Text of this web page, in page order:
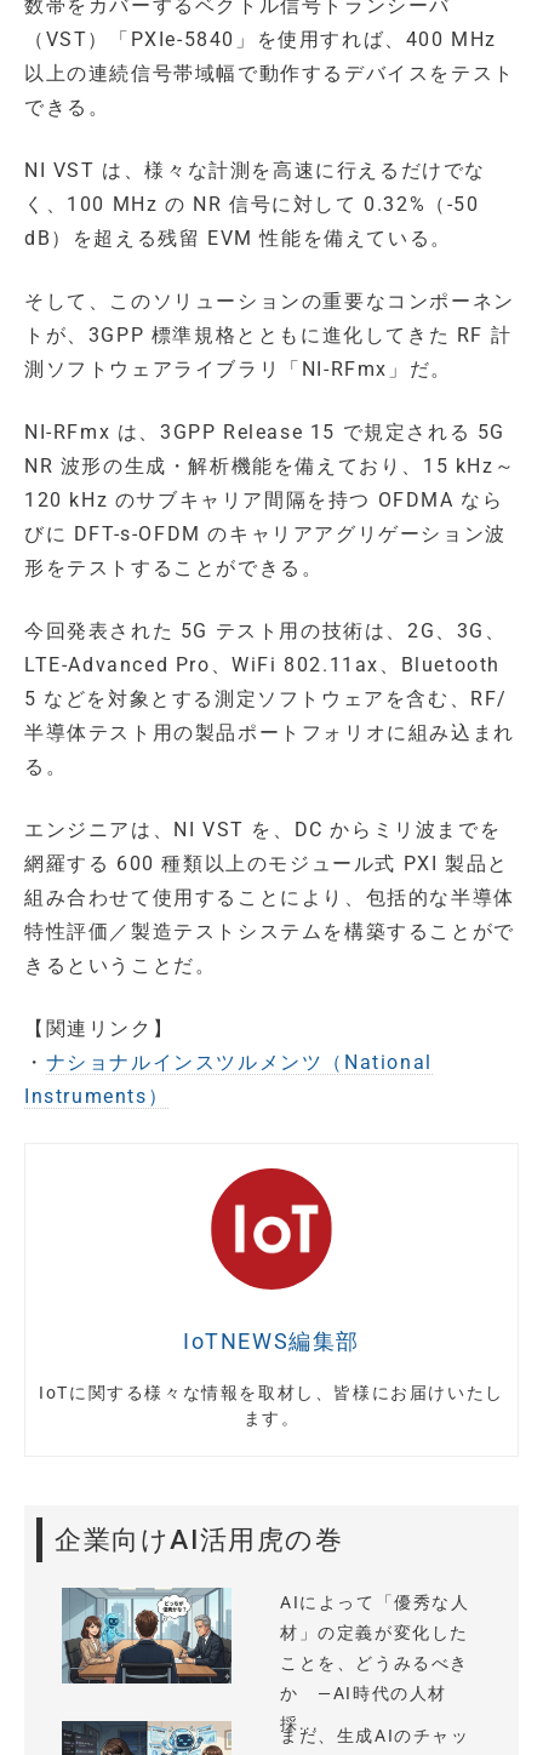
数帯をカバーするベクトル信号トランシーバ
（VST）「PXIe-5840」を使用すれば、400 MHz
以上の連続信号帯域幅で動作するデバイスをテスト
できる。
NI VST は、様々な計測を高速に行えるだけでな
く、100 MHz の NR 信号に対して 0.32%（-50
dB）を超える残留 EVM 性能を備えている。
そして、このソリューションの重要なコンポーネン
トが、3GPP 標準規格とともに進化してきた RF 計
測ソフトウェアライブラリ「NI-RFmx」だ。
NI-RFmx は、3GPP Release 15 で規定される 5G
NR 波形の生成・解析機能を備えており、15 kHz～
120 kHz のサブキャリア間隔を持つ OFDMA なら
びに DFT-s-OFDM のキャリアアグリゲーション波
形をテストすることができる。
今回発表された 5G テスト用の技術は、2G、3G、
LTE-Advanced Pro、WiFi 802.11ax、Bluetooth
5 などを対象とする測定ソフトウェアを含む、RF/
半導体テスト用の製品ポートフォリオに組み込まれ
る。
エンジニアは、NI VST を、DC からミリ波までを
網羅する 600 種類以上のモジュール式 PXI 製品と
組み合わせて使用することにより、包括的な半導体
特性評価／製造テストシステムを構築することがで
きるということだ。
【関連リンク】
・ ナショナルインスツルメンツ（National
Instruments）
IoTNEWS編集部
IoTに関する様々な情報を取材し、皆様にお届けいたし
ます。
企業向けAI活用虎の巻
AIによって「優秀な人
材」の定義が変化した
ことを、どうみるべき
か —AI時代の人材
採...
まだ、生成AIのチャッ